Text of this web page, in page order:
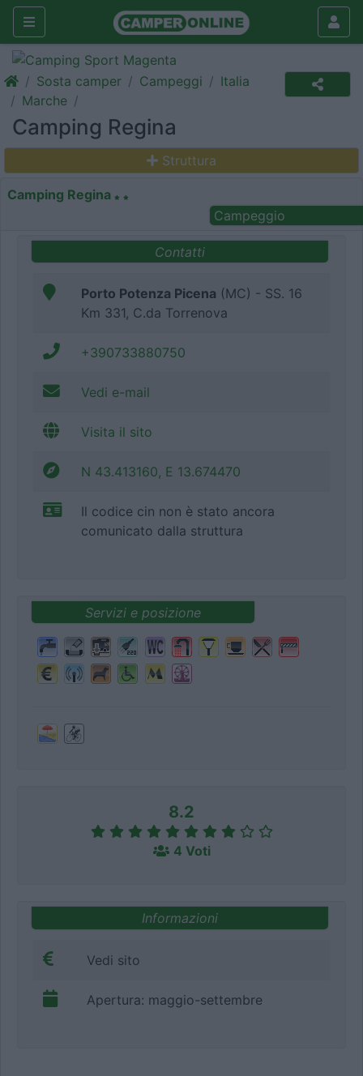
Sosta camper Campeggi
Italia
Marche
Camping Regina
Struttura
Camping Regina
Campeggio
Contatti
Porto Potenza Picena (MC) - SS. 16
Km 331, C.da Torrenova
+390733880750
Vedi e-mail
Visita il sito
N 43.413160, E 13.674470
Il codice cin non è stato ancora
comunicato dalla struttura
Servizi e posizione
8.2
4 Voti
Informazioni
Vedi sito
Apertura: maggio-settembre